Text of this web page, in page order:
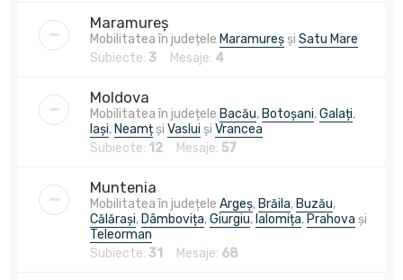
Maramureș
Mobilitatea în județele Maramureșși Satu Mare
Subiecte: 3 Mesaje: 4
Moldova
Mobilitatea în județele Bacău, Botoșani,Galați,
Iași, Neamțși Vaslui și Vrancea
Subiecte: 12 Mesaje: 57
Muntenia
Mobilitatea în județele Argeș, Brăila, Buzău,
Călărași, Dâmbovița,Giurgiu, Ialomița, Prahova și
Teleorman
Subiecte: 31 Mesaje: 68